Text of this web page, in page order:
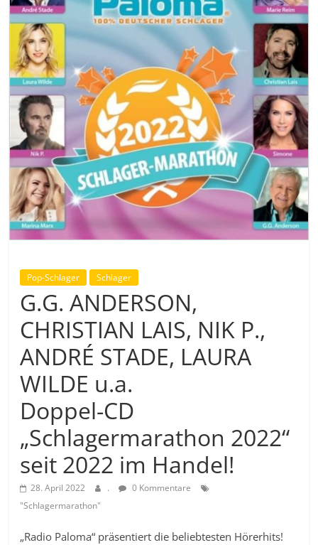
Pop-Schlager Schlager
G.G. ANDERSON,
CHRISTIAN LAIS, NIK P.,
ANDRÉ STADE, LAURA
WILDE u.a.
Doppel-CD
„Schlagermarathon 2022“
seit 2022 im Handel!
28. April 2022 .
0 Kommentare
"Schlagermarathon"
„Radio Paloma“ präsentiert die beliebtesten Hörerhits!